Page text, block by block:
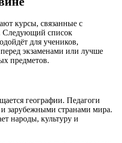
курсы, связанные с
список
для учеников,
экзаменами или лучше
предметов.
географии. Педагоги
и зарубежными странами мира.
народы, культуру и